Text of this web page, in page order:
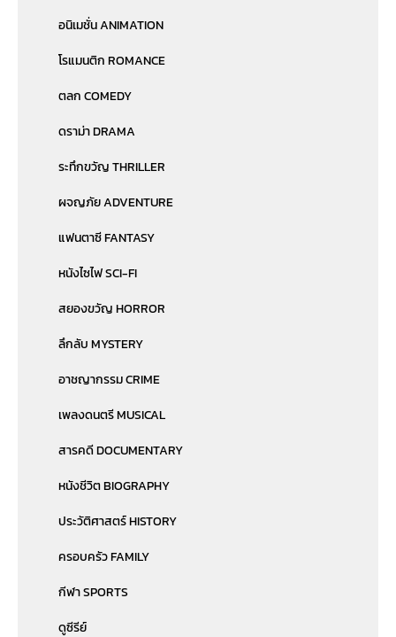
อนิเมชั่น ANIMATION
โรแมนติก ROMANCE
ตลก COMEDY
ดราม่า DRAMA
ระทึกขวัญ THRILLER
ผจญภัย ADVENTURE
แฟนตาซี FANTASY
หนังไซไฟ SCI-FI
สยองขวัญ HORROR
ลึกลับ MYSTERY
อาชญากรรม CRIME
เพลงดนตรี MUSICAL
สารคดี DOCUMENTARY
หนังชีวิต BIOGRAPHY
ประวัติศาสตร์ HISTORY
ครอบครัว FAMILY
กีฬา SPORTS
ดูซีรีย์